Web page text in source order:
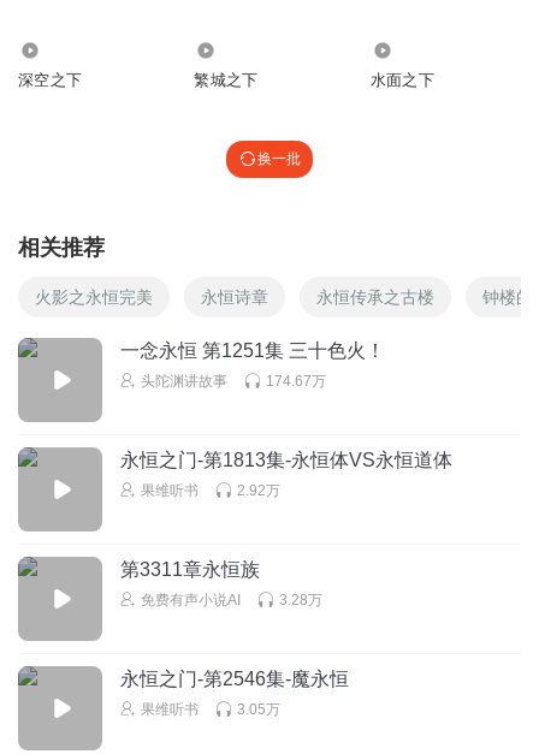
深空之下 繁城之下 水面之下
换一批
相关推荐
火影之永恒完美 永恒诗章 永恒传承之古楼 钟楼的
一念永恒 第1251集 三十色火！
头陀渊讲故事 174.67万
永恒之门-第1813集-永恒体VS永恒道体
果维听书 2.92万
第3311章永恒族
免费有声小说AI 3.28万
永恒之门-第2546集-魔永恒
果维听书 3.05万